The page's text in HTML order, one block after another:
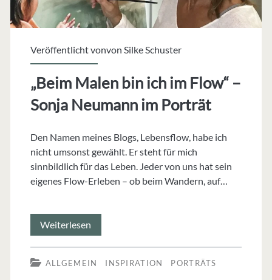
Veröffentlicht vonvon Silke Schuster
„Beim Malen bin ich im Flow“ –
Sonja Neumann im Porträt
Den Namen meines Blogs, Lebensflow, habe ich
nicht umsonst gewählt. Er steht für mich
sinnbildlich für das Leben. Jeder von uns hat sein
eigenes Flow-Erleben – ob beim Wandern, auf…
Weiterlesen
Malen
bin
ALLGEMEIN INSPIRATION PORTRÄTS